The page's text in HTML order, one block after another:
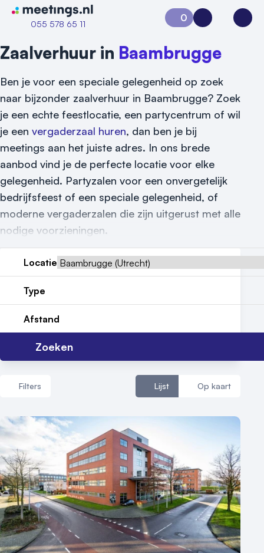
Naar home van Meetings
055 578 65 11
Vraag locatie aan
Locatiegids
Meld locatie aan
Nieuws
Reviews (5⭐️)
Contact
0
Aanvraag 0Inloggen
Zaalverhuur in Baambrugge
Ben je voor een speciale gelegenheid op zoek
naar bijzonder zaalverhuur in Baambrugge? Zoek
je een echte feestlocatie, een partycentrum of wil
je een vergaderzaal huren, dan ben je bij
meetings aan het juiste adres. In ons brede
aanbod vind je de perfecte locatie voor elke
gelegenheid. Partyzalen voor een onvergetelijk
bedrijfsfeest of een speciale gelegenheid, of
moderne vergaderzalen die zijn uitgerust met alle
nodige voorzieningen.
Locatie
Type
Afstand
Zoeken
Filters Lijst Op kaart
Aantal zalen
1 - 5 zalen
6 - 10 zalen
10 of meer zalen
Aantal personen
1 - 50 personen
50 - 100 personen